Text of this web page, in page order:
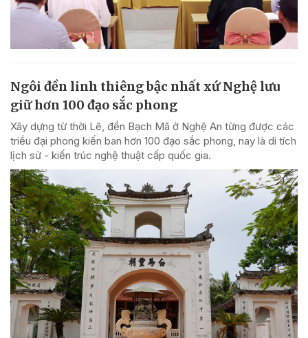
Ngôi đền linh thiêng bậc nhất xứ Nghệ lưu
giữ hơn 100 đạo sắc phong
Xây dựng từ thời Lê, đền Bạch Mã ở Nghệ An từng được các
triều đại phong kiến ban hơn 100 đạo sắc phong, nay là di tích
lịch sử - kiến trúc nghệ thuật cấp quốc gia.